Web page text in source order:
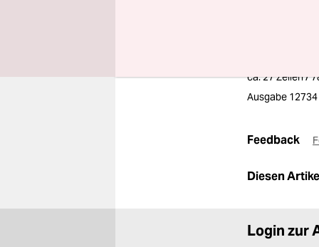
ca. 27 Zeilen /
Ausgabe 12734
Feedback
Diesen
Login zur